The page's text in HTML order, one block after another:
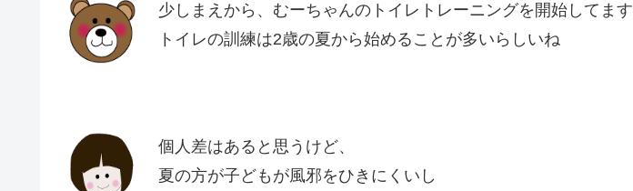
少しまえから、むーちゃんのトイレトレーニングを開始してます
トイレの訓練は2歳の夏から始めることが多いらしいね
個人差はあると思うけど、
夏の方が子どもが風邪をひきにくいし